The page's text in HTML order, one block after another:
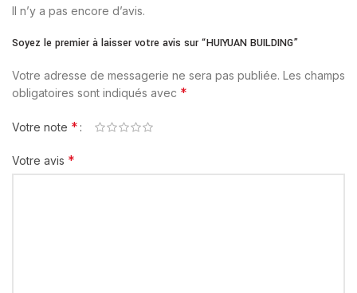
Il n’y a pas encore d’avis.
Soyez le premier à laisser votre avis sur “HUIYUAN BUILDING”
Votre adresse de messagerie ne sera pas publiée. Les champs
obligatoires sont indiqués avec *
Votre note *
Votre avis *